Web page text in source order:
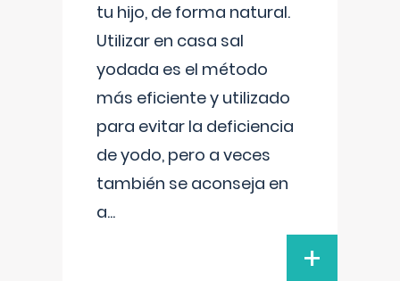
tu hijo, de forma natural.
Utilizar en casa sal
yodada es el método
más eficiente y utilizado
para evitar la deficiencia
de yodo, pero a veces
también se aconseja en
a...
+